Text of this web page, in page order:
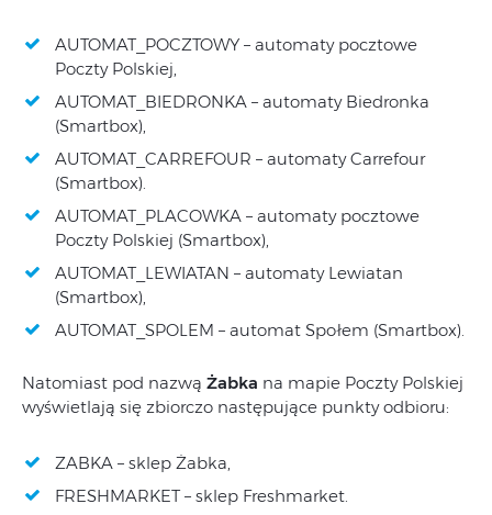
AUTOMAT_POCZTOWY – automaty pocztowe
Poczty Polskiej,
AUTOMAT_BIEDRONKA – automaty Biedronka
(Smartbox),
AUTOMAT_CARREFOUR – automaty Carrefour
(Smartbox).
AUTOMAT_PLACOWKA – automaty pocztowe
Poczty Polskiej (Smartbox),
AUTOMAT_LEWIATAN – automaty Lewiatan
(Smartbox),
AUTOMAT_SPOLEM – automat Społem (Smartbox).
Natomiast pod nazwą Żabka na mapie Poczty Polskiej
wyświetlają się zbiorczo następujące punkty odbioru:
ZABKA – sklep Żabka,
FRESHMARKET – sklep Freshmarket.